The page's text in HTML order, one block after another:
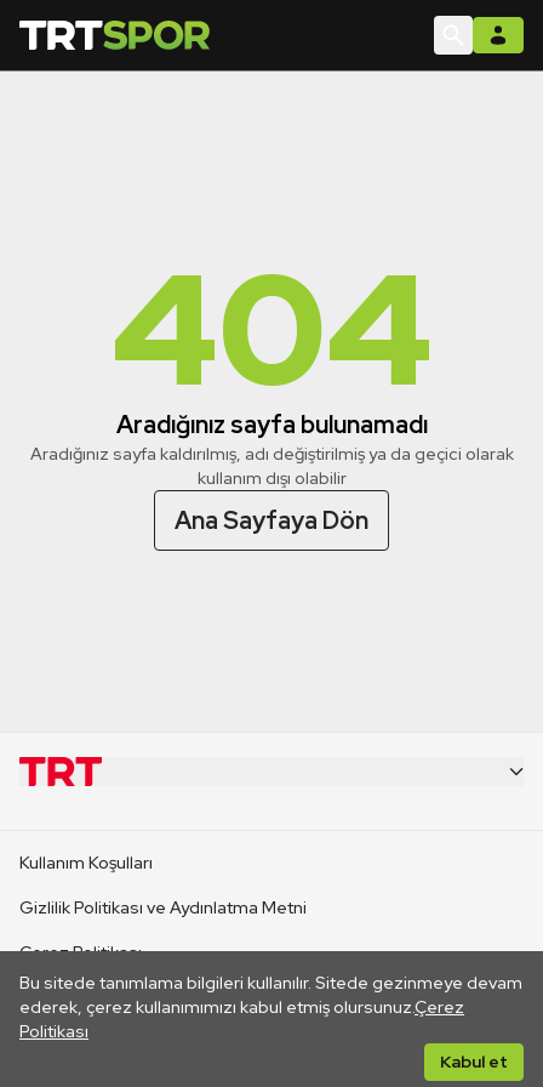
404
Aradığınız sayfa bulunamadı
Aradığınız sayfa kaldırılmış, adı değiştirilmiş ya da geçici olarak
kullanım dışı olabilir
Ana Sayfaya Dön
Bu sitede tanımlama bilgileri kullanılır. Sitede gezinmeye devam
ederek, çerez kullanımımızı kabul etmiş olursunuz.Çerez
Politikası
Kabul et
CANLI YAYINLAR
Kullanım Koşulları
Gizlilik Politikası ve Aydınlatma Metni
Çerez Politikası
İletişim
Her hakkı saklıdır. ©2026 TRT. Bağlantı yoluyla gidilen dış